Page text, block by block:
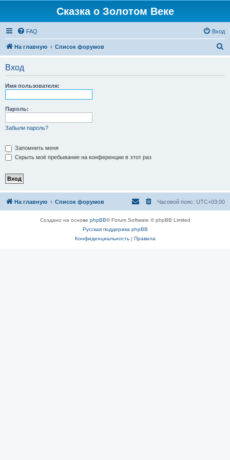
Сказка о Золотом Веке
FAQ Вход
На главную Список форумов
Вход
Имя пользователя:
Пароль:
Забыли пароль?
Запомнить меня
Скрыть моё пребывание на конференции в этот раз
На главную Список форумов Часовой пояс: UTC+03:00
Создано на основе phpBB® Forum Software © phpBB Limited
Русская поддержка phpBB
Конфиденциальность| Правила